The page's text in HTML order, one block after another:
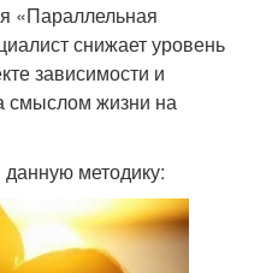
«Параллельная
снижает уровень
зависимости и
смыслом жизни на
методику: